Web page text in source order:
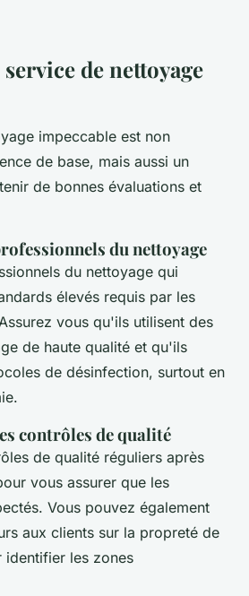
de nettoyage
impeccable est non
de base, mais aussi un
de bonnes évaluations et
du nettoyage
du nettoyage qui
élevés requis par les
vous qu'ils utilisent des
de haute qualité et qu'ils
de désinfection, surtout en
contrôles de qualité
de qualité réguliers après
vous assurer que les
Vous pouvez également
aux clients sur la propreté de
identifier les zones